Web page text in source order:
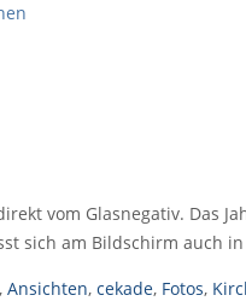
vom Glasnegativ. Das
sich am Bildschirm auch
, Ansichten, cekade, Fotos,